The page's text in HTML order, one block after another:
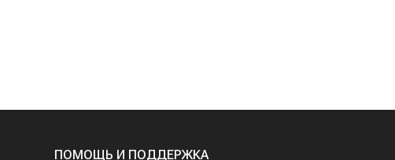
ПОМОЩЬ И ПОДДЕРЖКА